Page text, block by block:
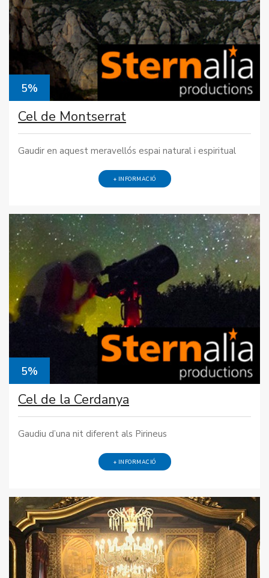
5%
Cel de Montserrat
Gaudir en aquest meravellós espai natural i espiritual
+ INFORMACIÓ
5%
Cel de la Cerdanya
Gaudiu d’una nit diferent als Pirineus
+ INFORMACIÓ